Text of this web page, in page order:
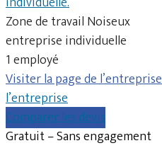
Zone de travail Noiseux
entreprise individuelle
1 employé
Visiter la page de
l’entreprise
Comparer les devis
Gratuit – Sans engagement